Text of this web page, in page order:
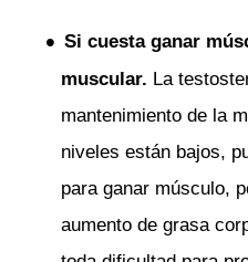
Si cuesta ganar
muscular. La
mantenimiento de la
niveles están bajos,
para ganar músculo,
aumento de grasa